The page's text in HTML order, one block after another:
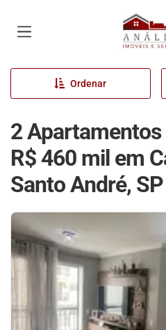
Página
Ordenar
2 Apartamentos
R$ 460 mil em
Santo André, SP